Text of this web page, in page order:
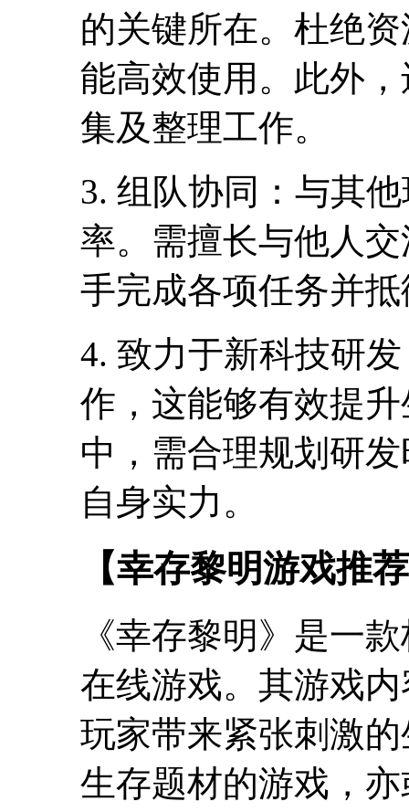
的关键所在。杜绝
能高效使用。此外
集及整理工作。
3. 组队协同：与其
率。需擅长与他人
手完成各项任务并
4. 致力于新科技研
作，这能够有效提
中，需合理规划研
自身实力。
【幸存黎明游戏推
《幸存黎明》是一
在线游戏。其游戏
玩家带来紧张刺激
生存题材的游戏，